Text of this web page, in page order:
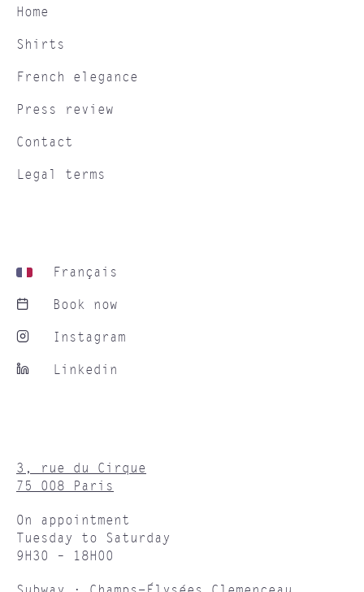
Home
Shirts
French elegance
Press review
Contact
Legal terms
Français
Book now
Instagram
Linkedin
3, rue du Cirque
75 008 Paris
On appointment
Tuesday to Saturday
9H30 – 18H00